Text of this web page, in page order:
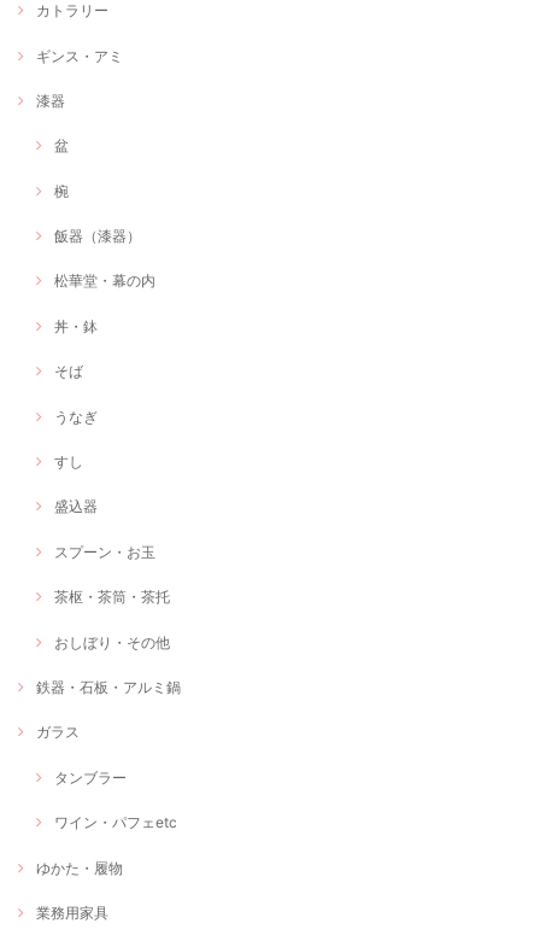
カトラリー
ギンス・アミ
漆器
盆
椀
飯器（漆器）
松華堂・幕の内
丼・鉢
そば
うなぎ
すし
盛込器
スプーン・お玉
茶枢・茶筒・茶托
おしぼり・その他
鉄器・石板・アルミ鍋
ガラス
タンブラー
ワイン・パフェetc
ゆかた・履物
業務用家具